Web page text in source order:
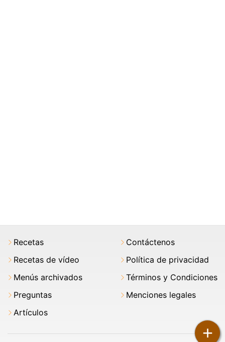
+
Recetas
Recetas de vídeo
Menús archivados
Preguntas
Artículos
Contáctenos
Política de privacidad
Términos y Condiciones
Menciones legales